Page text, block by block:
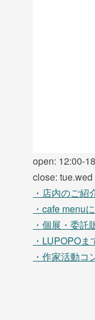
open: 12:00-
close: tue.wed
・店内のご紹
・cafe menu
・個展・委託
・LUPOPO
・作家活動コ